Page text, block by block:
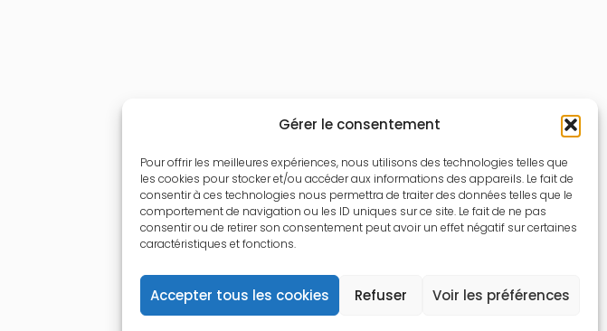
Gérer le consentement
Pour offrir les meilleures expériences, nous utilisons des technologies telles que
les cookies pour stocker et/ou accéder aux informations des appareils. Le fait de
consentir à ces technologies nous permettra de traiter des données telles que le
comportement de navigation ou les ID uniques sur ce site. Le fait de ne pas
consentir ou de retirer son consentement peut avoir un effet négatif sur certaines
caractéristiques et fonctions.
Accepter tous les cookies Refuser Voir les préférences